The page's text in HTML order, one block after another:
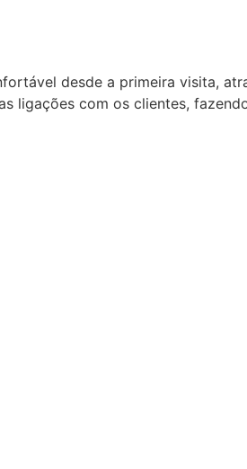
desde a primeira visita,
ligações com os clientes,